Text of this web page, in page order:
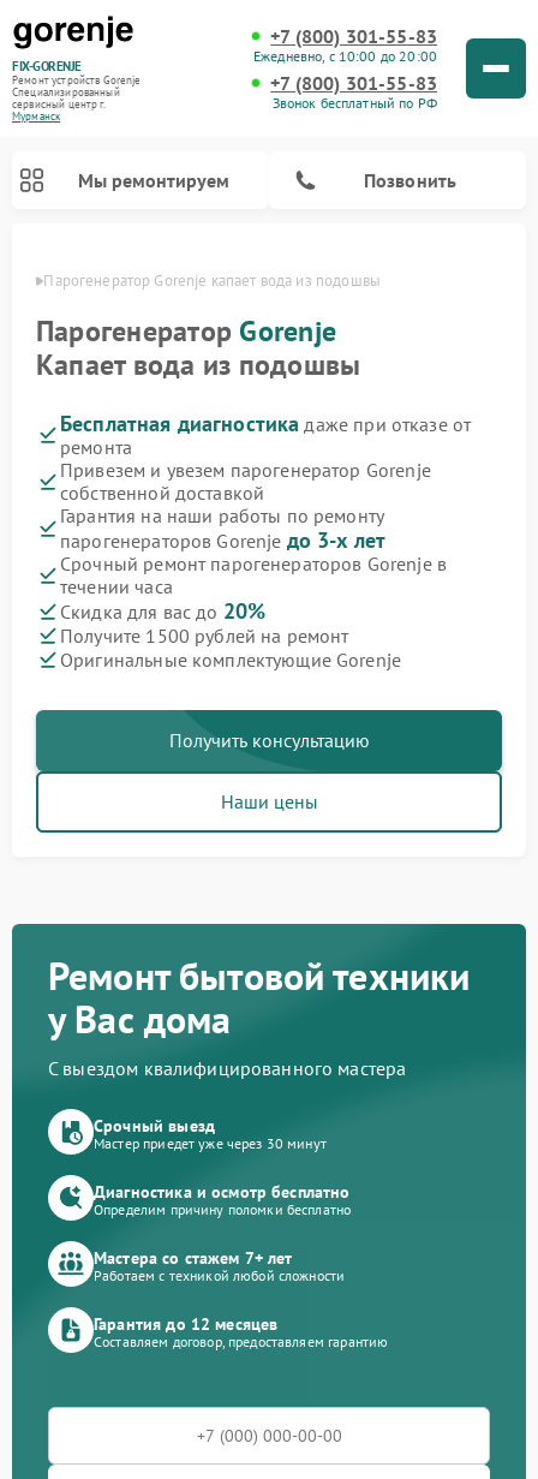
FIX-GORENJE
Ремонт устройств Gorenje
Специализированный
cервисный центр г.
Мурманск
+7 (800) 301-55-83
Ежедневно, с 10:00 до 20:00
+7 (800) 301-55-83
Звонок бесплатный по РФ
Мы ремонтируем Позвонить
Парогенератор Gorenje капает вода из подошвы
Парогенератор Gorenje
Капает вода из подошвы
Бесплатная диагностика даже при отказе от
ремонта
Привезем и увезем парогенератор Gorenje
собственной доставкой
Гарантия на наши работы по ремонту
парогенераторов Gorenje до 3-х лет
Срочный ремонт парогенераторов Gorenje в
течении часа
Скидка для вас до 20%
Получите 1500 рублей на ремонт
Оригинальные комплектующие Gorenje
Получить консультацию
Наши цены
Ремонт бытовой техники
у Вас дома
С выездом квалифицированного мастера
Срочный выезд
Мастер приедет уже через 30 минут
Диагностика и осмотр бесплатно
Определим причину поломки бесплатно
Мастера со стажем 7+ лет
Работаем с техникой любой сложности
Гарантия до 12 месяцев
Составляем договор, предоставляем гарантию